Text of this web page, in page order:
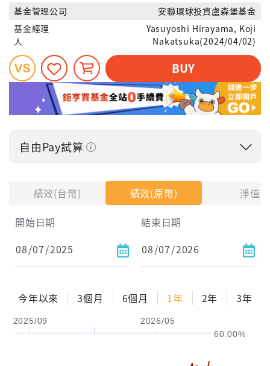
績效(台幣) 績效(原幣)
淨值
開始日期
結束日期
今年以來 3個月 6個月 1年 2年 3年
2025/09 2026/05
60.00%
基金管理公司
安聯環球投資盧森堡基金
基金經理
人
Yasuyoshi Hirayama, Koji
Nakatsuka(2024/04/02)
BUY
自由Pay試算
每月Pay出方式
依金額
依比例
0% 年化自由Pay率